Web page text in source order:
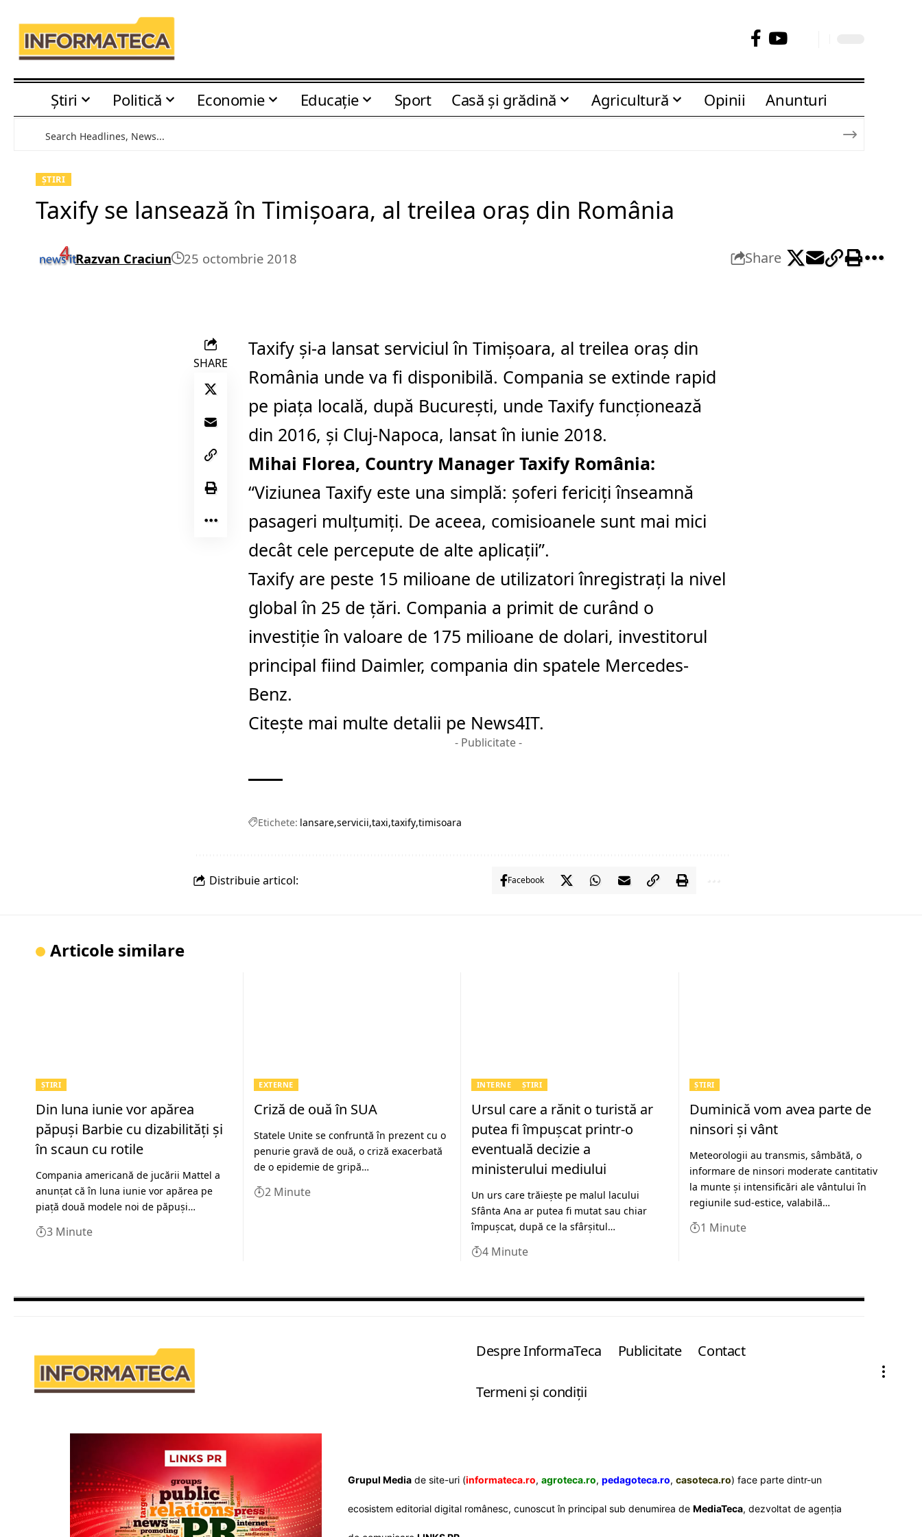
Știri Politică Economie Educaţie Sport Casă şi grădină Agricultură Opinii Anunturi
ȘTIRI
Taxify se lansează în Timișoara, al treilea oraș din România
Razvan Craciun 25 octombrie 2018 Share
SHARE
Taxify și-a lansat serviciul în Timișoara, al treilea oraș din
România unde va fi disponibilă. Compania se extinde rapid
pe piața locală, după București, unde Taxify funcționează
din 2016, și Cluj-Napoca, lansat în iunie 2018.
Mihai Florea, Country Manager Taxify România:
“Viziunea Taxify este una simplă: șoferi fericiți înseamnă
pasageri mulțumiți. De aceea, comisioanele sunt mai mici
decât cele percepute de alte aplicații”.
Taxify are peste 15 milioane de utilizatori înregistrați la nivel
global în 25 de țări. Compania a primit de curând o
investiție în valoare de 175 milioane de dolari, investitorul
principal fiind Daimler, compania din spatele Mercedes-
Benz.
Citește mai multe detalii pe News4IT.
- Publicitate -
Etichete: lansare servicii taxi taxify timisoara
Distribuie articol: Facebook
Articole similare
ȘTIRI
Din luna iunie vor apărea
păpuși Barbie cu dizabilități și
în scaun cu rotile
Compania americană de jucării Mattel a
anunțat că în luna iunie vor apărea pe
piață două modele noi de păpuși…
3 Minute
EXTERNE
Criză de ouă în SUA
Statele Unite se confruntă în prezent cu o
penurie gravă de ouă, o criză exacerbată
de o epidemie de gripă…
2 Minute
INTERNE ȘTIRI
Ursul care a rănit o turistă ar
putea fi împuşcat printr-o
eventuală decizie a
ministerului mediului
Un urs care trăiește pe malul lacului
Sfânta Ana ar putea fi mutat sau chiar
împuşcat, după ce la sfârşitul…
4 Minute
ȘTIRI
Duminică vom avea parte de
ninsori şi vânt
Meteorologii au transmis, sâmbătă, o
informare de ninsori moderate cantitativ
la munte şi intensificări ale vântului în
regiunile sud-estice, valabilă…
1 Minute
Despre InformaTeca Publicitate Contact
Termeni şi condiţii
Grupul Mediade site-uri (informateca.ro, agroteca.ro, pedagoteca.ro, casoteca.ro) face parte dintr-un
ecosistem editorial digital românesc, cunoscut în principal sub denumirea de MediaTeca, dezvoltat de agenția